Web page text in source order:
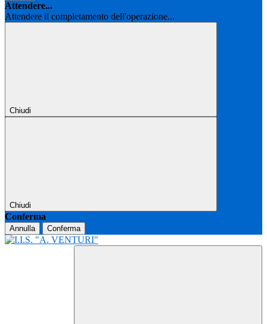
Attendere...
Attendere il completamento dell'operazione...
Chiudi
Chiudi
Conferma
Annulla Conferma